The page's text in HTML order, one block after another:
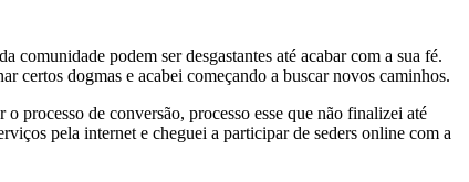
podem ser desgastantes até acabar com a sua fé.
certos dogmas e acabei começando a buscar novos caminhos.
processo de conversão, processo esse que não finalizei até
pela internet e cheguei a participar de seders online com a